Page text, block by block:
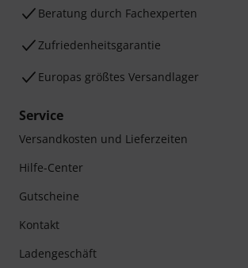
Beratung durch Fachexperten
Zufriedenheitsgarantie
Europas größtes Versandlager
Service
Versandkosten und Lieferzeiten
Hilfe-Center
Gutscheine
Kontakt
Ladengeschäft